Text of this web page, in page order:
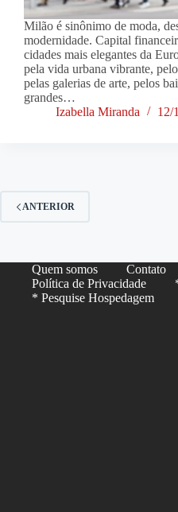
Milão é sinônimo de moda,
modernidade. Capital
cidades mais elegantes da
pela vida urbana vibrante,
pelas galerias de arte, pelos
grandes…
Izabella Miranda
12/
ANTERIOR
Quem somos Contato
Política de Privacidade
* Pesquise Hospedagem